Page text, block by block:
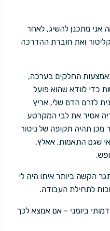
אני מתכנן להשיג, לאחר
ואת חוברת ההדרכה
החלקים בערכה,
כדי לוודא שהוא פועל
לזרם הדם שלי, אריץ
אסיר את לבי המקרטע
מכן תהיה תקופה של ניטור
שגם התאמות. אאלץ,
הקשה ביותר איתו היה לי
לתחילת העבודה.
ביומני – אם אמצא לכך